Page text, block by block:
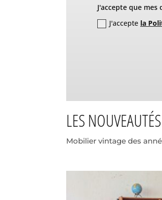
J'accepte que
J'accepte la
LES NOUVEAUTÉS
Mobilier vintage des